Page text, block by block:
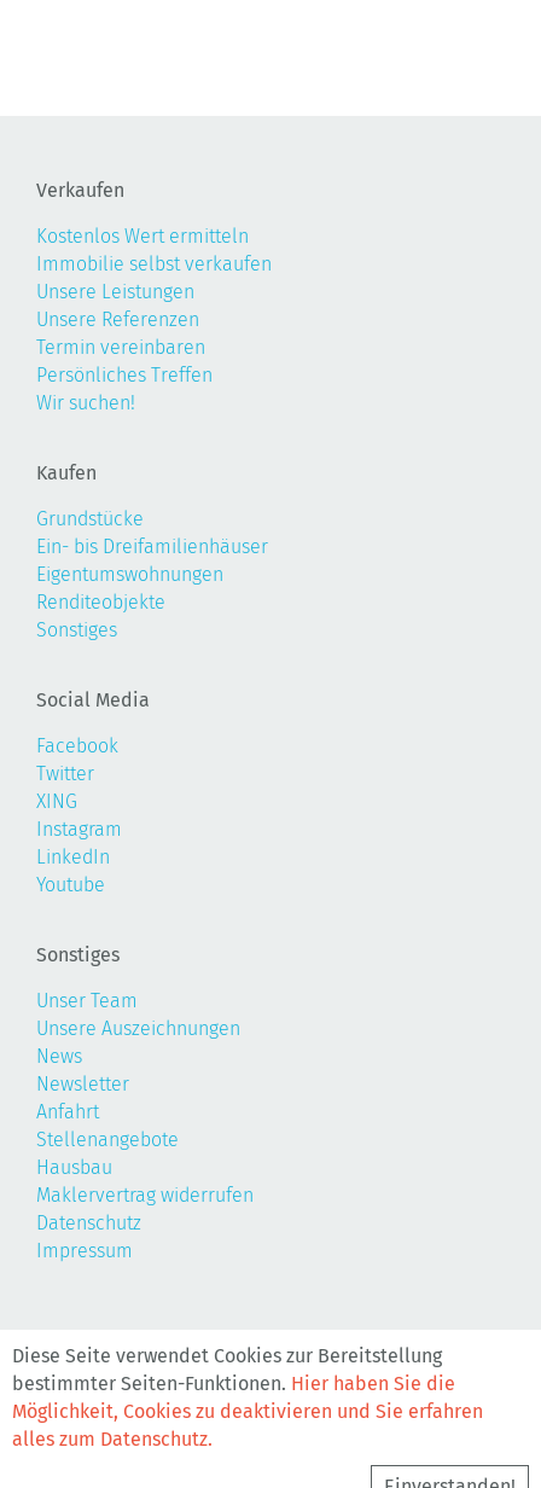
Diese Seite verwendet Cookies zur Bereitstellung
bestimmter Seiten-Funktionen. Hier haben Sie die
Möglichkeit, Cookies zu deaktivieren und Sie erfahren
alles zum Datenschutz.
Verkaufen
Kostenlos Wert ermitteln
Immobilie selbst verkaufen
Unsere Leistungen
Unsere Referenzen
Termin vereinbaren
Persönliches Treffen
Wir suchen!
Kaufen
Grundstücke
Ein- bis Dreifamilienhäuser
Eigentumswohnungen
Renditeobjekte
Sonstiges
Social Media
Facebook
Twitter
XING
Instagram
LinkedIn
Youtube
Sonstiges
Unser Team
Unsere Auszeichnungen
News
Newsletter
Anfahrt
Stellenangebote
Hausbau
Maklervertrag widerrufen
Datenschutz
Impressum
©2026, Realis